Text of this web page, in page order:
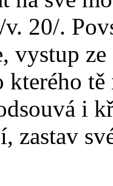
20/.
vystup
i
zastav